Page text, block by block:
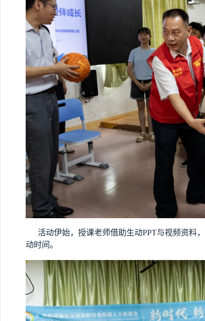
活动伊始，授课老师借助生动PPT与视频资料
动时间。